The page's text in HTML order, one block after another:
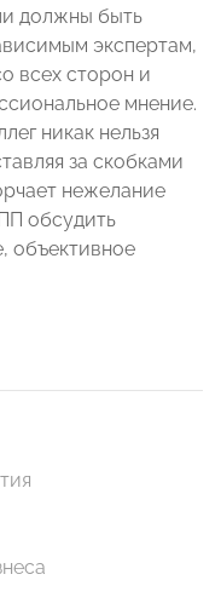
должны быть
экспертам,
всех сторон и
мнение.
никак нельзя
за скобками
нежелание
обсудить
объективное